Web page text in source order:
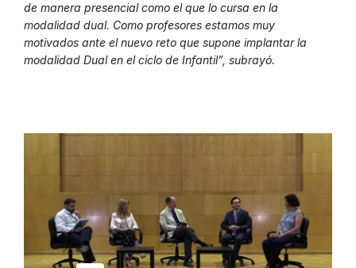
de manera presencial como el que lo cursa en la
modalidad dual. Como profesores estamos muy
motivados ante el nuevo reto que supone implantar la
modalidad Dual en el ciclo de Infantil”, subrayó.